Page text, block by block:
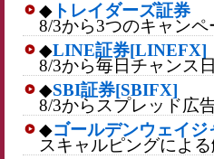
◆ トレイダーズ証券
8/3から3つのキャン
◆LINE証券[LINEFX]
8/3から毎日チャンス
◆SBI証券[SBIFX]
8/3からスプレッド広
◆ゴールデンウェイジ
スキャルピングによ